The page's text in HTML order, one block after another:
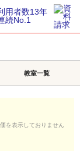
教室一覧
を表示しておりません